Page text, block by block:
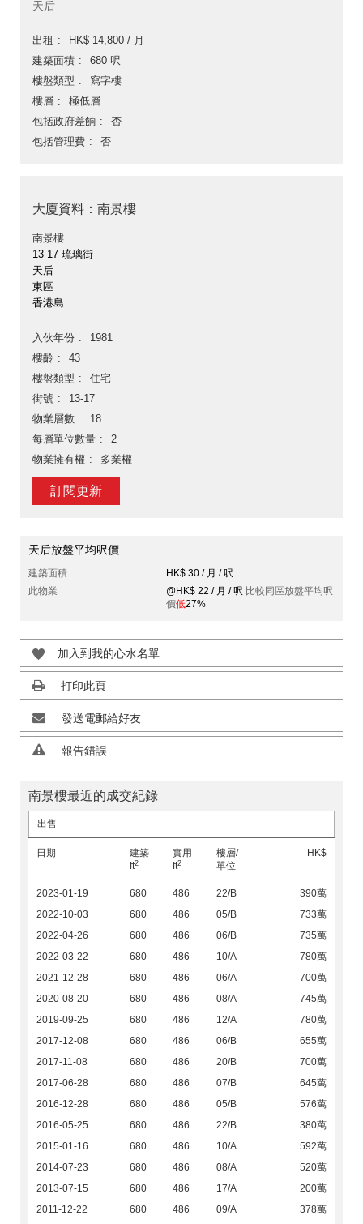
天后
出租
HK$ 14,800 / 月
建築面積
680 呎
樓盤類型
寫字樓
樓層
極低層
包括政府差餉
否
包括管理費
否
大廈資料：南景樓
南景樓
13-17 琉璃街
天后
東區
香港島
入伙年份
1981
樓齡
43
樓盤類型
住宅
街號
13-17
物業層數
18
每層單位數量
2
物業擁有權
多業權
訂閱更新
天后放盤平均呎價
建築面積
HK$ 30 / 月 / 呎
此物業
@HK$ 22 / 月 / 呎 比較同區放盤平均呎
價低27%
加入到我的心水名單
打印此頁
發送電郵給好友
報告錯誤
南景樓最近的成交紀錄
出售
日期
建築
ft2
實用
ft2
樓層/
單位
HK$
2023-01-19 680 486 22/B
390萬
2022-10-03
680 486 05/B
733萬
2022-04-26
680 486 06/B
735萬
2022-03-22
680 486 10/A
780萬
2021-12-28
680 486 06/A
700萬
2020-08-20
680 486 08/A
745萬
2019-09-25
680 486 12/A
780萬
2017-12-08
680 486 06/B
655萬
2017-11-08
680 486 20/B
700萬
2017-06-28
680 486 07/B
645萬
2016-12-28
680 486 05/B
576萬
2016-05-25
680 486 22/B
380萬
2015-01-16
680 486 10/A
592萬
2014-07-23
680 486 08/A
520萬
2013-07-15
680 486 17/A
200萬
2011-12-22
680 486 09/A
378萬